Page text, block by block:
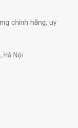
chính hãng, uy
Hà Nội